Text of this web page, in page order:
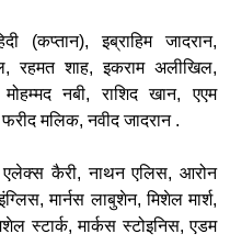
(कप्तान), इब्राहिम जादरान,
रहमत शाह, इकराम अलीखिल,
नबी, राशिद खान, एएम
मलिक, नवीद जादरान .
कैरी, नाथन एलिस, आरोन
मार्नस लाबुशेन, मिशेल मार्श,
स्टार्क, मार्कस स्टोइनिस, एडम